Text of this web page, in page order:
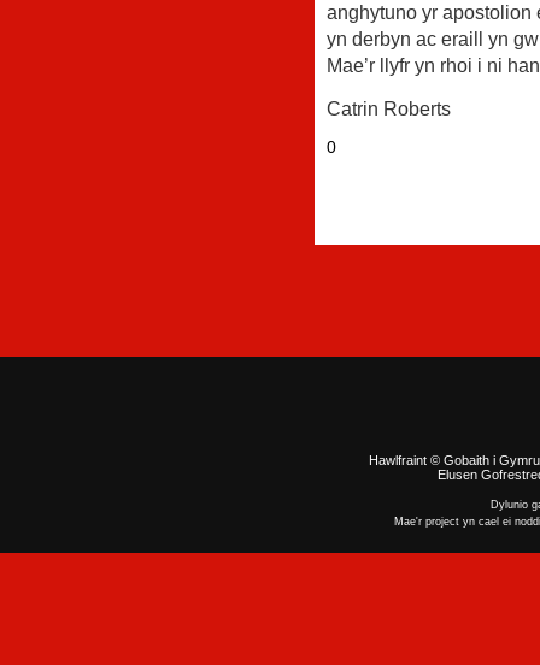
anghytuno yr apostolion
yn derbyn ac eraill yn
Mae’r llyfr yn rhoi i ni
Catrin Roberts
0
Hawlfraint © Gobaith i
Elusen
Dylunio
Mae'r project yn cael ei